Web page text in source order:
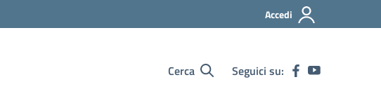
Accedi
Cerca Seguici su: